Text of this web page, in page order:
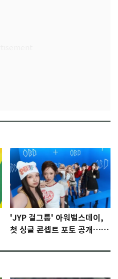
'JYP 걸그룹' 아워벌스데이,
첫 싱글 콘셉트 포토 공개…청